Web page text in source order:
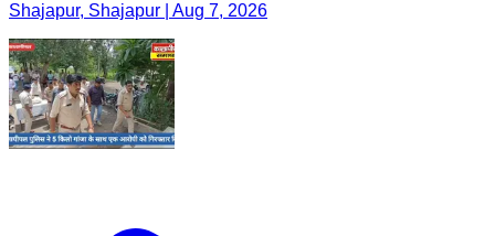
Shajapur, Shajapur | Aug 7, 2026